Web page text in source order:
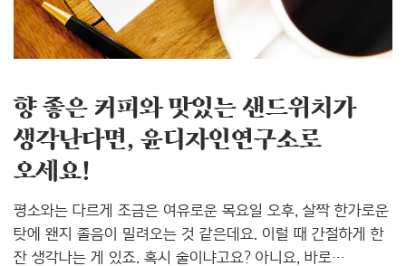
코알라처럼 조는 사람을 보고 좋아할 사람은 없겠죠? 춘곤증을
이겨낼 탁월한 묘책, 어디 없을까요? '레드불(Red Bull)'이..
향 좋은 커피와 맛있는 샌드위치가
생각난다면, 윤디자인연구소로
오세요!
평소와는 다르게 조금은 여유로운 목요일 오후, 살짝 한가로운
탓에 왠지 졸음이 밀려오는 것 같은데요. 이럴 때 간절하게 한
잔 생각나는 게 있죠. 혹시 술이냐고요? 아니요, 바로